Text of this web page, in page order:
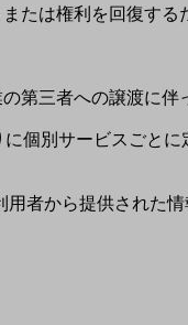
たは権利を回復する
第三者への譲渡に
個別サービスごと
者から提供された